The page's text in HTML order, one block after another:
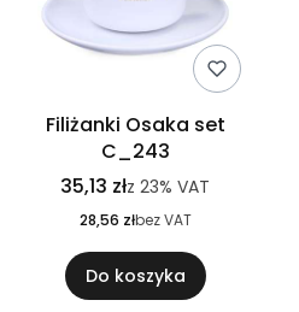
Filiżanki Osaka set
C_243
35,13 złz 23% VAT
28,56 złbez VAT
Do koszyka